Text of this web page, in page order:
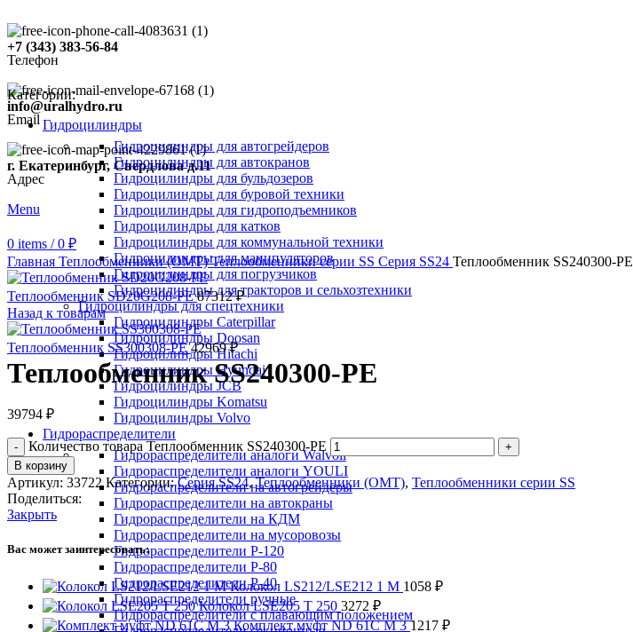
+7 (343) 383-56-84
Телефон
info@uralhydro.ru
Email
г. Екатеринбург, Свердлова д.11
Адрес
Menu
0 items / 0 ₽
Категории:
Гидроцилиндры
Гидроцилиндры для автогрейдеров
Гидроцилиндры для автокранов
Гидроцилиндры для бульдозеров
Гидроцилиндры для буровой техники
Гидроцилиндры для гидроподъемников
Гидроцилиндры для катков
Гидроцилиндры для коммунальной техники
Гидроцилиндры для манипуляторов
Гидроцилиндры для погрузчиков
Гидроцилиндры для тракторов и сельхозтехники
Гидроцилиндры для спецтехники
Гидроцилиндры Caterpillar
Гидроцилиндры Doosan
Гидроцилиндры Hitachi
Гидроцилиндры Hyundai
Гидроцилиндры JCB
Гидроцилиндры Komatsu
Гидроцилиндры Volvo
Гидрораспределители
Гидрораспределители аналоги Walvoil
Гидрораспределители аналоги YOULI
Гидрораспределители на автогрейдеры
Гидрораспределители на автокраны
Гидрораспределители на КДМ
Гидрораспределители на мусоровозы
Гидрораспределители Р-120
Гидрораспределители Р-80
Гидрораспределители Р-40
Гидрораспределители ручные
Гидрораспределители с плавающим положением
Click to enlarge
Главная Теплообменники (OMT)Теплообменники серии SS Серия SS24 Теплообменник SS240300-PE
Теплообменник SD20G208-PE87312₽
Назад к товарам
Теплообменник SS300308-PE42969₽
Теплообменник SS240300-PE
39794 ₽
Количество товара Теплообменник SS240300-PE
В корзину
Артикул: 33722Категории: Серия SS24, Теплообменники (OMT), Теплообменники серии SS
Поделиться:
Закрыть
Вас может заинтересовать:
Колокол LS212/LSE212 1 M 1058 ₽
Колокол LSE205 T 250 3272 ₽
Комплект муфт ND 61C M 31217 ₽